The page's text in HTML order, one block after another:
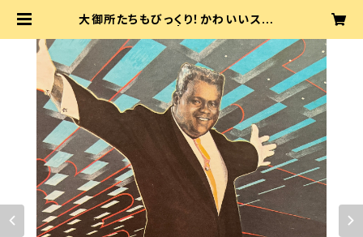
大御所たちもびっくり！かわいいステッ